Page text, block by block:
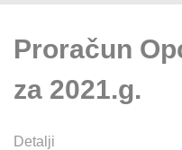
Proračun
za 2021.g.
Detalji